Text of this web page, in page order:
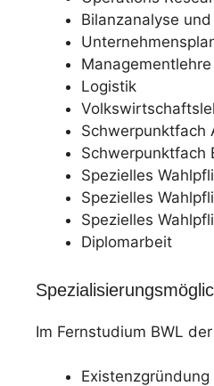
Bilanzanalyse
Managementlehre
Logistik
Schwerpunktfach
Schwerpunktfach
Spezielles
Spezielles
Spezielles
Diplomarbeit
Im Fernstudium BWL
Existenzgründung